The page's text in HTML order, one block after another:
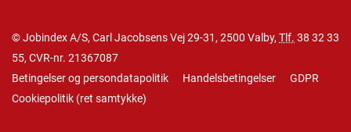
© Jobindex A/S, Carl Jacobsens Vej 29-31, 2500 Valby, Tlf. 38 32 33
55, CVR-nr. 21367087
Betingelser og persondatapolitik
Handelsbetingelser
GDPR
Cookiepolitik (ret samtykke)